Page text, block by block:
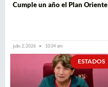
Cumple un año el Plan Oriente
julio 2, 2026 10:34 am
ESTADOS